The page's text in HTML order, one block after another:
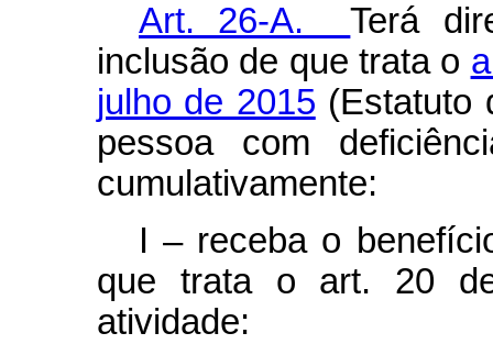
Art. 26-A.Terá
inclusão de que trata o
julho de 2015 (Estatuto
pessoa com
cumulativamente:
I – receba o
que trata o art. 20
atividade: